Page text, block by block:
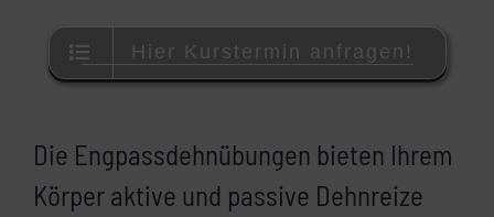
Hier Kurstermin anfragen!
Die Engpassdehnübungen bieten Ihrem
Körper aktive und passive Dehnreize